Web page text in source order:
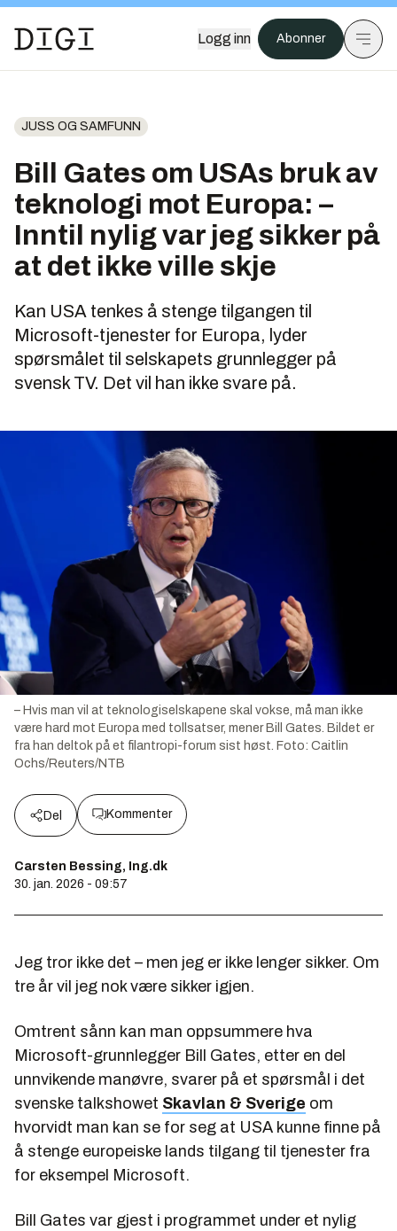
Logg inn Abonner
JUSS OG SAMFUNN
Bill Gates om USAs bruk av
teknologi mot Europa: –
Inntil nylig var jeg sikker på
at det ikke ville skje
Kan USA tenkes å stenge tilgangen til
Microsoft-tjenester for Europa, lyder
spørsmålet til selskapets grunnlegger på
svensk TV. Det vil han ikke svare på.
– Hvis man vil at teknologiselskapene skal vokse, må man ikke
være hard mot Europa med tollsatser, mener Bill Gates. Bildet er
fra han deltok på et filantropi-forum sist høst. Foto: Caitlin
Ochs/Reuters/NTB
Del Kommenter
Carsten Bessing, Ing.dk
30. jan. 2026 - 09:57
Jeg tror ikke det – men jeg er ikke lenger sikker. Om
tre år vil jeg nok være sikker igjen.
Omtrent sånn kan man oppsummere hva
Microsoft-grunnlegger Bill Gates, etter en del
unnvikende manøvre, svarer på et spørsmål i det
svenske talkshowet Skavlan & Sverige om
hvorvidt man kan se for seg at USA kunne finne på
å stenge europeiske lands tilgang til tjenester fra
for eksempel Microsoft.
Bill Gates var gjest i programmet under et nylig